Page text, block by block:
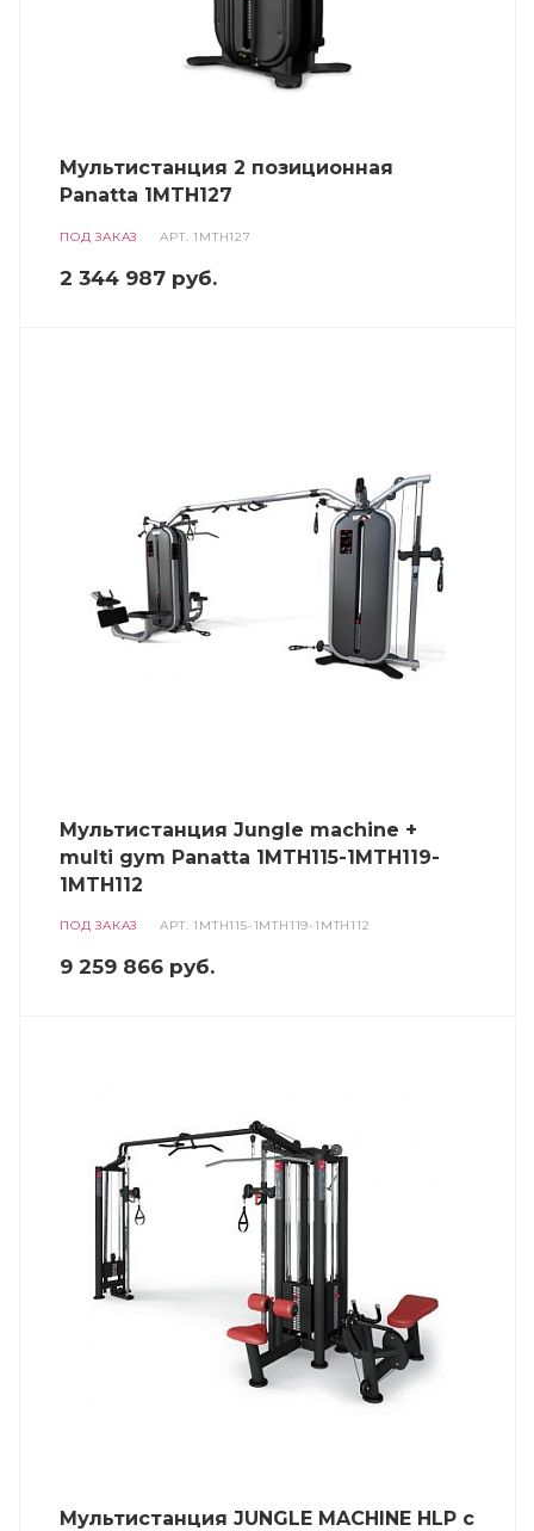
Мультистанция 2 позиционная
Panatta 1MTH127
ПОД ЗАКАЗ АРТ.1MTH127
2 344 987 руб.
Мультистанция Jungle machine +
multi gym Panatta 1MTH115-1MTH119-
1MTH112
ПОД ЗАКАЗ АРТ.1MTH115-1MTH119-1MTH112
9 259 866 руб.
Мультистанция JUNGLE MACHINE HLP с